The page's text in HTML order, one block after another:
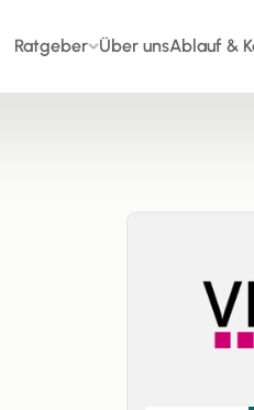
Ratgeber Über unsAblauf &